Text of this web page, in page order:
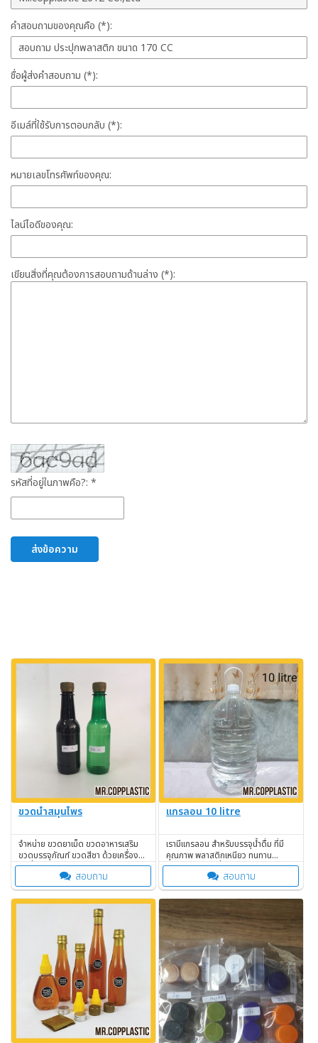
คำสอบถามของคุณคือ (*):
ชื่อผู้ส่งคำสอบถาม (*):
อีเมล์ที่ใช้รับการตอบกลับ (*):
หมายเลขโทรศัพท์ของคุณ:
ไลน์ไอดีของคุณ:
เขียนสิ่งที่คุณต้องการสอบถามด้านล่าง (*):
รหัสที่อยู่ในภาพคือ?: *
ส่งข้อความ
ขวดน้ำสมุนไพร
จำหน่าย ขวดยาเม็ด ขวดอาหารเสริม
ขวดบรรจุภัณฑ์ ขวดสีชา ด้วยเครื่อง
มือที่ทันสมัย มั่นใจคุณภาพ!
สอบถาม
แกรลอน 10 litre
เรามีแกรลอน สำหรับบรรจุน้ำดื่ม ที่มี
คุณภาพ พลาสติกเหนียว ทนทาน
จำหน่ายในราคาที่ถูก
สอบถาม